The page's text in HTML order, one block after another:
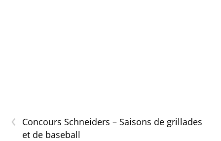
‹
Concours Schneiders – Saisons de grillades
et de baseball